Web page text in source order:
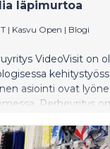
läpimurtoa
| Kasvu Open | Blogi
VideoVisit on
asiointi ovat
Perheyritys
myös